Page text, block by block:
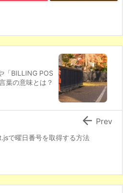
「BILLING POS
葉の意味とは？
で曜日番号を取得する方法
 Prev